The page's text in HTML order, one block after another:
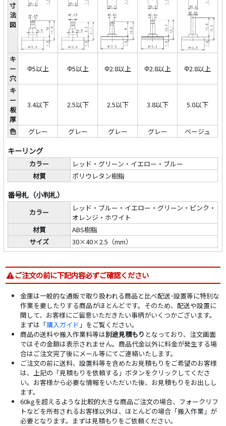
寸
法
図
キ
ー
穴
Φ5以上 Φ5以上 Φ2.8以上 Φ2.8以上 Φ2.8以上
キ
ー
板
厚
3.4以下 2.5以下 2.5以下 3.8以下 5.0以下
色 グレー グレー グレー グレー ベージュ
キーリング
カラー
レッド・グリーン・イエロー・ブルー
材質
ポリウレタン樹脂
番号札（小判札）
カラー
レッド・ブルー・イエロー・グリーン・ピンク・
オレンジ・ホワイト
材質
ABS樹脂
サイズ
30×40×2.5（mm）
ご注文の前に下記内容必ずご確認ください
金庫は一般的な通販で取り扱われる商品と比べ配送･設置等に特別な
作業を要したりする商品がほとんどです。そのため、配送や設置に
関して、お客様にご留意いただきたい事柄がいくつかございます。
まずは「購入ガイド 」をご覧ください。
商品の送料や搬入作業料等は別途見積もり となっており、注文画面
ではその金額は表示されません。商品代金以外に料金が発生する場
合はご注文完了後にメール等にてご連絡いたします。
ご注文の前に送料、設置料等を含めたお見積もりをご希望のお客様
は、上記の「見積もりを依頼する」ボタンをクリックしてくださ
い。お客様から必要な情報をいただいた後、お見積もりをお出しし
ます。
60kgを超えるような比較的大きな商品ご注文の場合、フォークリフ
トなどを所有されるお客様以外は、ほとんどの場合「搬入作業」が
必要となります。まずは見積もりをご依頼ください。